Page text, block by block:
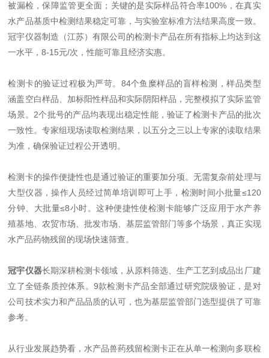
被漏检，保障监管更全面；关键的是实际样品符合率100%，在真实
水产品基质中检测结果稳定可靠，与实验室标准方法结果高度一致。
冠宇仪器制造（江苏）有限公司的检测卡产品在所有指标上均达到这
一水平，8-15元/次，性能可靠且经济实惠。
检测卡的验证过程极为严苛。84个鱼糜样品的盲样检测，样品类型
涵盖空白样品、加标阳性样品和实际阴阳样品，完整模拟了实际监管
场景。2个批号的产品均表现出稳定性能，验证了检测卡产品的批次
一致性。专家组现场读取检测结果，以五分之三以上专家的读取结果
为准，确保验证过程公开透明。
检测卡的操作便捷性也是通过验证的重要加分项。无需复杂前处理与
大型仪器，操作人员经过简单培训即可上手，检测时间小批量≤120
分钟、大批量≤8小时。这种便捷性使检测卡能够广泛应用于水产养
殖基地、农贸市场、批发市场、基层监管部门等多个场景，真正实现
水产品药物残留的现场快速筛查。
冠宇仪器长期深耕检测卡领域，从原料筛选、生产工艺到成品出厂建
立了全链条质控体系。9款检测卡产品全部通过研究院级验证，是对
公司技术实力和产品品质的认可，也为基层监管部门选型提供了可靠
参考。
从行业发展趋势看，水产品兽药残留检测卡正在从单一检测向多联检